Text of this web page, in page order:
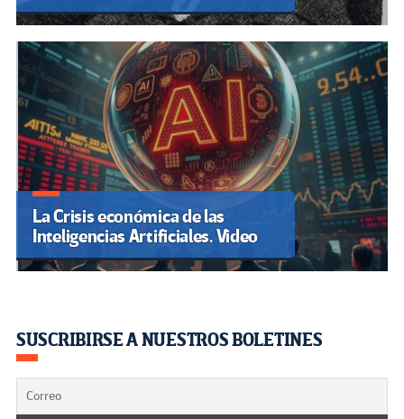
La Crisis económica de las
Inteligencias Artificiales. Video
SUSCRIBIRSE A NUESTROS BOLETINES